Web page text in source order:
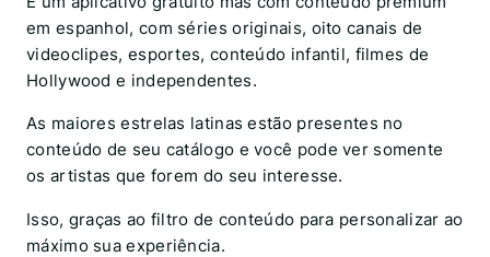
em espanhol, com séries originais, oito canais de
videoclipes, esportes, conteúdo infantil, filmes de
Hollywood e independentes.
As maiores estrelas latinas estão presentes no
conteúdo de seu catálogo e você pode ver somente
os artistas que forem do seu interesse.
Isso, graças ao filtro de conteúdo para personalizar ao
máximo sua experiência.